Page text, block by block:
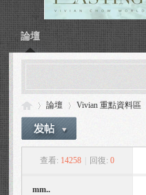
論壇
論壇
›
Vivian 重點資料區
查看: 14258 回復: 0
mm..